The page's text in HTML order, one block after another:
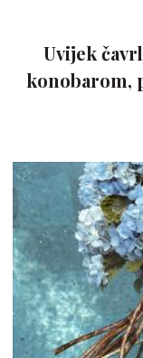
Uvijek
konobarom,